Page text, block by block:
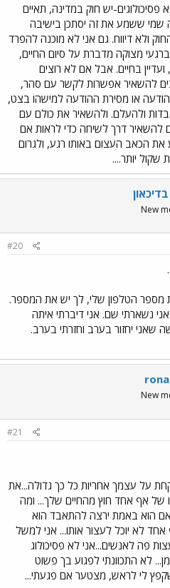
פסיכולוגים-יש חוק במדינה, תאיים
ששמע את זה יסתכן בישיבה
ולא דיווח. גם אני לא מוכנה להפרד
מצוקה מדברת על סיום החיים,
ועדיין בחיים. אבל אם לא רוצים
להשאיר אפשרות לקשר עם סהר,
או מסירת ההודעה למישהו בצט,
ולהעלם. ולהשאיר את כולם עם
להשאיר דרך לשיחה כדי לראות אם
את הכאב העצום באותו רגע, ולגרום
שקול יותר....
New
#20
מספר הטלפון שלי, לך יש את המספר.
נשארתי שם. אני דיברתי איתה
שאני יחזור בערב וחזרתי בערב.
New
#21
על עצמך אחריות כל כך גדולה...את
של אף אחד חוץ מהחיים שלך... ומה
הוא באמת ירצה להתאבד הוא
לא יוכל לעצור אותו... אני למשל
פה לאנשים...אני לא פסיכולוג
לא התכוונתי לפגוע בך פשוט
לי לראש, מצטער אם פגעתי...